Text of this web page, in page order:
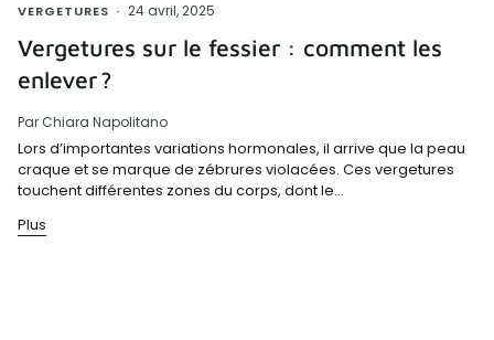
VERGETURES 24 avril, 2025
Vergetures sur le fessier : comment les
enlever ?
Par Chiara Napolitano
Lors d’importantes variations hormonales, il arrive que la peau
craque et se marque de zébrures violacées. Ces vergetures
touchent différentes zones du corps, dont le...
Plus